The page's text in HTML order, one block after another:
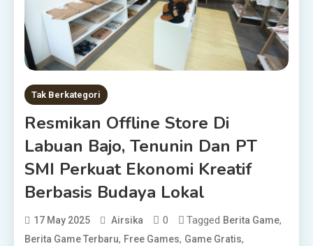
Tak Berkategori
Resmikan Offline Store Di
Labuan Bajo, Tenunin Dan PT
SMI Perkuat Ekonomi Kreatif
Berbasis Budaya Lokal
17 May 2025 Airsika 0 Tagged Berita Game,
Berita Game Terbaru, Free Games, Game Gratis,